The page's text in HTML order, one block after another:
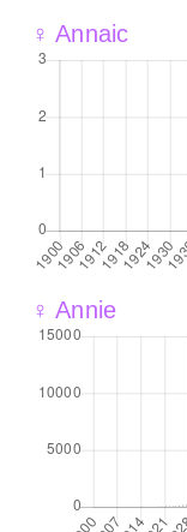
♀ Annaic
♀ Annie